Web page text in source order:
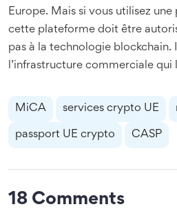
Europe. Mais si vous utilisez
cette plateforme doit être
pas à la technologie blockchain.
l’infrastructure commerciale qui
MiCA services crypto UE
passport UE crypto CASP
18 Comments